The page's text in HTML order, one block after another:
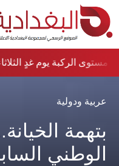
مستوى الركبة يوم غدٍ
عربية ودولية
بتهمة
الوطني